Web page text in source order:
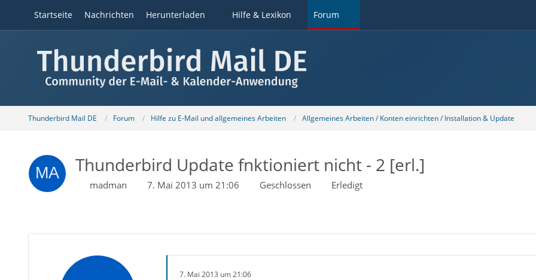
Startseite Nachrichten Herunterladen Hilfe & Lexikon Forum
Thunderbird Mail DE Forum Hilfe zu E-Mail und allgemeines Arbeiten Allgemeines Arbeiten / Konten einrichten / Installation & Update
Thunderbird Update fnktioniert nicht - 2 [erl.]
madman 7. Mai 2013 um 21:06 Geschlossen Erledigt
7. Mai 2013 um 21:06